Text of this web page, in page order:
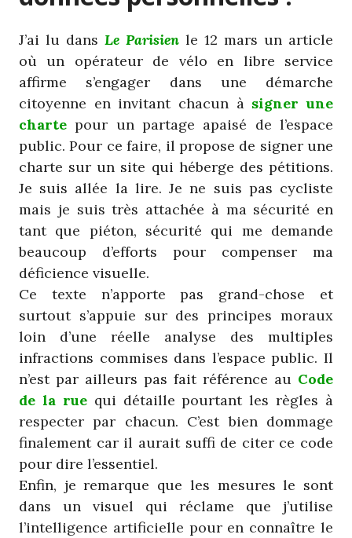
J’ai lu dans Le Parisien le 12 mars un article
où un opérateur de vélo en libre service
affirme s’engager dans une démarche
citoyenne en invitant chacun à signer une
charte pour un partage apaisé de l’espace
public. Pour ce faire, il propose de signer une
charte sur un site qui héberge des pétitions.
Je suis allée la lire. Je ne suis pas cycliste
mais je suis très attachée à ma sécurité en
tant que piéton, sécurité qui me demande
beaucoup d’efforts pour compenser ma
déficience visuelle.
Ce texte n’apporte pas grand-chose et
surtout s’appuie sur des principes moraux
loin d’une réelle analyse des multiples
infractions commises dans l’espace public. Il
n’est par ailleurs pas fait référence au Code
de la ruequi détaille pourtant les règles à
respecter par chacun. C’est bien dommage
finalement car il aurait suffi de citer ce code
pour dire l’essentiel.
Enfin, je remarque que les mesures le sont
dans un visuel qui réclame que j’utilise
l’intelligence artificielle pour en connaître le